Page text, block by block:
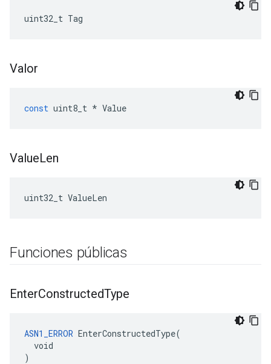
uint32_t Tag
Valor
const uint8_t * Value
ValueLen
uint32_t ValueLen
Funciones públicas
EnterConstructedType
ASN1_ERROR EnterConstructedType(
  void
)